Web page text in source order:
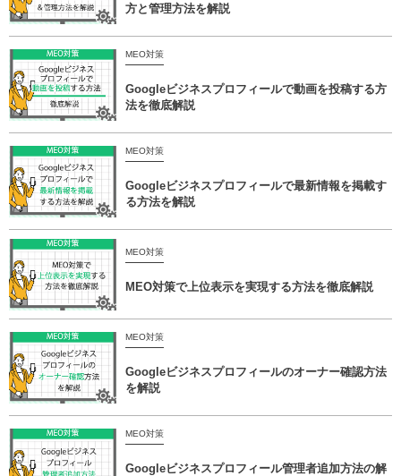
方と管理方法を解説
MEO対策
Googleビジネスプロフィールで動画を投稿する方
法を徹底解説
MEO対策
Googleビジネスプロフィールで最新情報を掲載す
る方法を解説
MEO対策
MEO対策で上位表示を実現する方法を徹底解説
MEO対策
Googleビジネスプロフィールのオーナー確認方法
を解説
MEO対策
Googleビジネスプロフィール管理者追加方法の解